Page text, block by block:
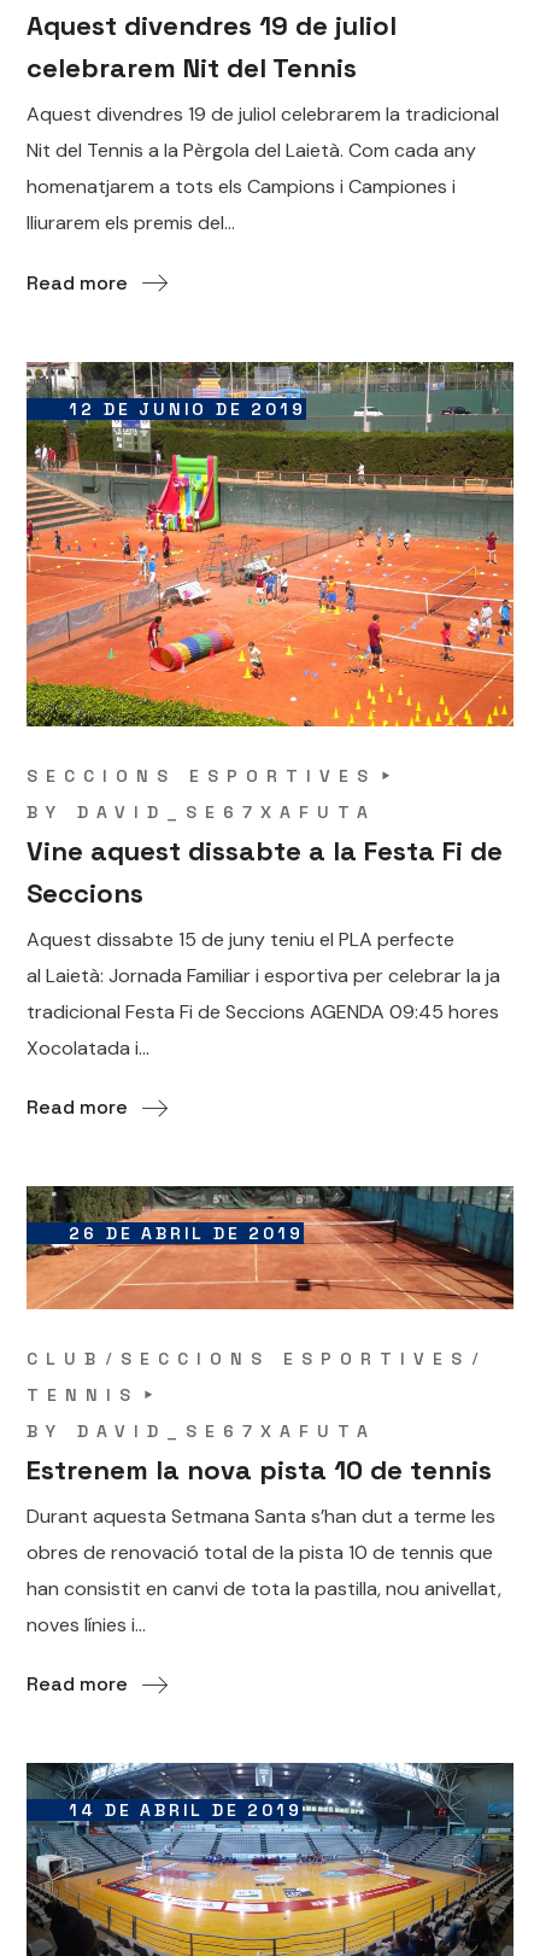
Aquest divendres 19 de juliol
celebrarem Nit del Tennis
Aquest divendres 19 de juliol celebrarem la tradicional
Nit del Tennis a la Pèrgola del Laietà. Com cada any
homenatjarem a tots els Campions i Campiones i
lliurarem els premis del...
Read more
12 DE JUNIO DE 2019
SECCIONS ESPORTIVES
BYDAVID_SE67XAFUTA
Vine aquest dissabte a la Festa Fi de
Seccions
Aquest dissabte 15 de juny teniu el PLA perfecte
al Laietà: Jornada Familiar i esportiva per celebrar la ja
tradicional Festa Fi de Seccions AGENDA 09:45 hores
Xocolatada i...
Read more
26 DE ABRIL DE 2019
CLUB
SECCIONS ESPORTIVES
TENNIS
BYDAVID_SE67XAFUTA
Estrenem la nova pista 10 de tennis
Durant aquesta Setmana Santa s’han dut a terme les
obres de renovació total de la pista 10 de tennis que
han consistit en canvi de tota la pastilla, nou anivellat,
noves línies i...
Read more
14 DE ABRIL DE 2019